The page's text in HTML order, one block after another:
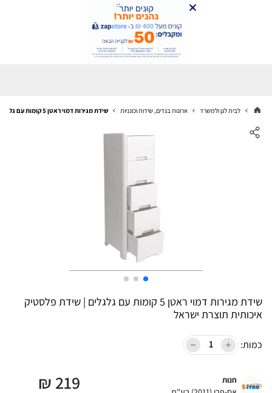
לבית לגן ולמשרד ארונות בגדים, שידות וכונניות שידת מגירות דמוי ראטן 5 קומות עם גלגלים | שידת פלסטיק איכותית תוצרת ישראל
שידת מגירות דמוי ראטן 5 קומות עם גלגלים | שידת פלסטיק
איכותית תוצרת ישראל
כמות:
חנות 219
₪